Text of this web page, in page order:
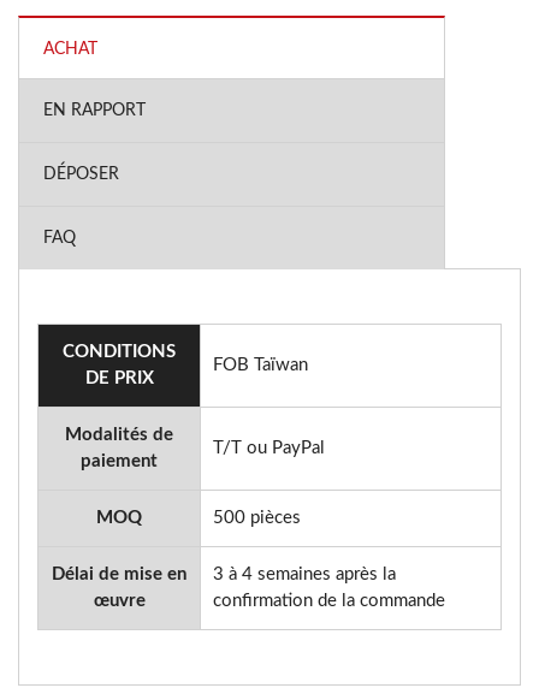
ACHAT
EN RAPPORT
DÉPOSER
FAQ
CONDITIONS
DE PRIX
FOB Taïwan
Modalités de
paiement
T/T ou PayPal
MOQ 500 pièces
Délai de mise en
œuvre
3 à 4 semaines après la
confirmation de la commande